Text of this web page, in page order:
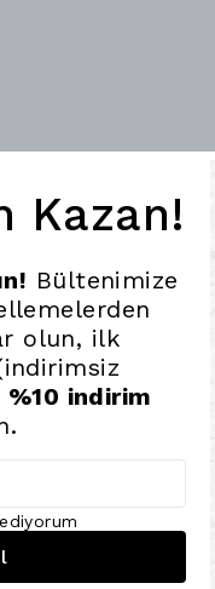
Kazan!
Bültenimize
olun, ilk
%10 indirim